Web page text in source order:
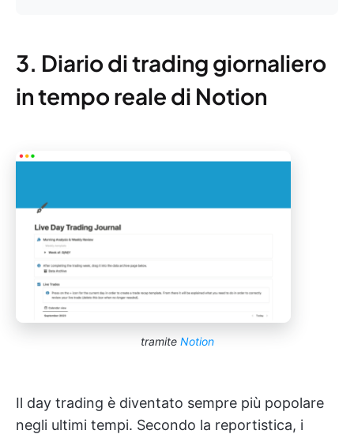
3. Diario di trading giornaliero
in tempo reale di Notion
tramite Notion
Il day trading è diventato sempre più popolare
negli ultimi tempi. Secondo la reportistica, i